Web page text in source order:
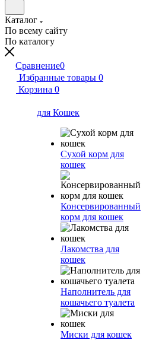
Каталог
По всему сайту
По каталогу
Сравнение0
Избранные товары 0
Корзина 0
для Кошек
Сухой корм для
кошек
Консервированный
корм для кошек
Лакомства для
кошек
Наполнитель для
кошачьего туалета
Миски для кошек